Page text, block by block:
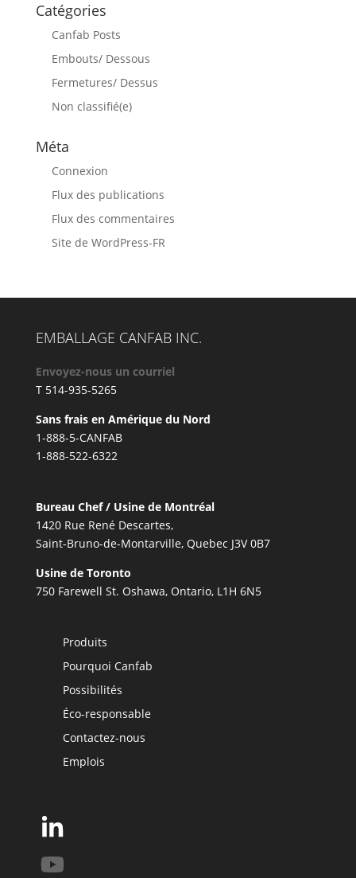
Catégories
Canfab Posts
Embouts/ Dessous
Fermetures/ Dessus
Non classifié(e)
Méta
Connexion
Flux des publications
Flux des commentaires
Site de WordPress-FR
EMBALLAGE CANFAB INC.
Envoyez-nous un courriel
T 514-935-5265
Sans frais en Amérique du Nord
1-888-5-CANFAB
1-888-522-6322
Bureau Chef / Usine de Montréal
1420 Rue René Descartes,
Saint-Bruno-de-Montarville, Quebec J3V 0B7
Usine de Toronto
750 Farewell St. Oshawa, Ontario, L1H 6N5
Produits
Pourquoi Canfab
Possibilités
Éco-responsable
Contactez-nous
Emplois